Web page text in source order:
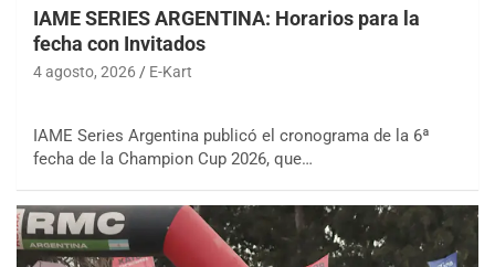
IAME SERIES ARGENTINA: Horarios para la
fecha con Invitados
4 agosto, 2026 E-Kart
IAME Series Argentina publicó el cronograma de la 6ª
fecha de la Champion Cup 2026, que…